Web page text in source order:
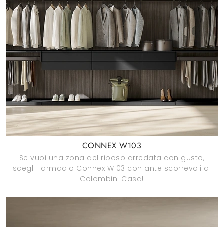
CONNEX W103
Se vuoi una zona del riposo arredata con gusto,
scegli l'armadio Connex W103 con ante scorrevoli di
Colombini Casa!